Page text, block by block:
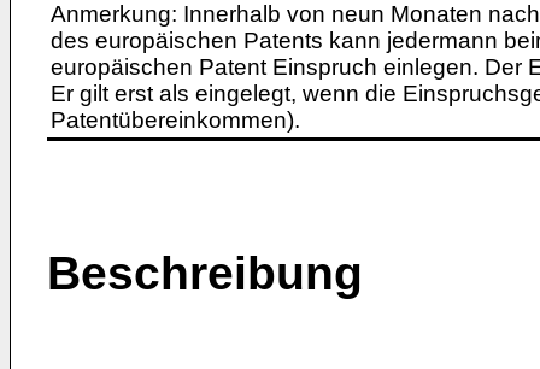
Anmerkung: Innerhalb von neun Monaten
des europäischen Patents kann jedermann
europäischen Patent Einspruch einlegen. Der
Er gilt erst als eingelegt, wenn die
Patentübereinkommen).
Beschreibung